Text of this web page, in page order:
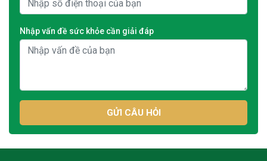
Nhập vấn đề sức khỏe cần giải đáp
GỬI CÂU HỎI